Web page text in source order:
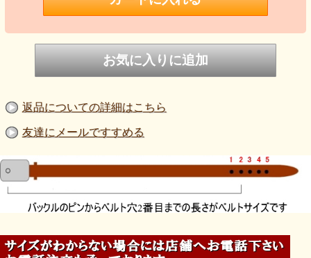
返品についての詳細はこちら
友達にメールですすめる